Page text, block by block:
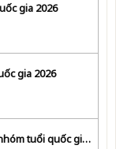
gia 2026
gia 2026
Điều lệ Giải Lặn vô địch các nhóm tuổi quốc gia năm 2026